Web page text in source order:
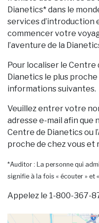
Dianetics* dans le
services d’introduction
commencer votre
l’aventure de la
Pour localiser le Centre
Dianetics le plus
informations suivantes.
Veuillez entrer votre
adresse e-mail afin que
Centre de Dianetics ou
proche de chez vous et
*Auditor : La personne qui
signifie à la fois « écouter » et
Appelez le 1-800-367-